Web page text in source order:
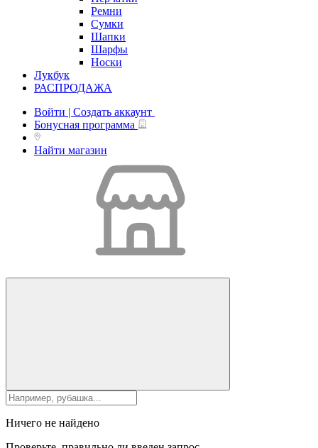
Ремни
Сумки
Шапки
Шарфы
Носки
Лукбук
РАСПРОДАЖА
Войти | Создать аккаунт
Бонусная программа
Найти магазин
Ничего не найдено